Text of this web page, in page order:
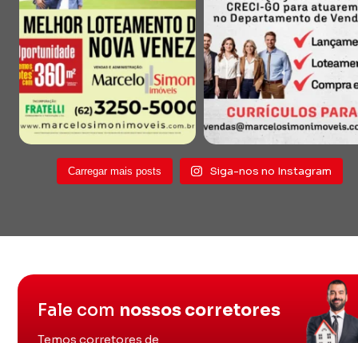
Carregar mais posts Siga-nos no Instagram
Fale com nossos corretores
Temos corretores de